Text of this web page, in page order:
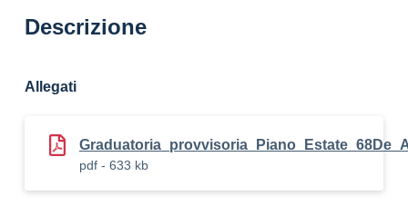
Descrizione
Allegati
pdf - 633 kb